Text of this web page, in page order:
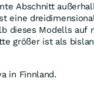
Abschnitt
eine
dieses Modells auf
größer ist als
in Finnland.